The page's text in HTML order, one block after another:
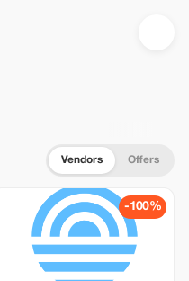
Vendors Offers
-100%